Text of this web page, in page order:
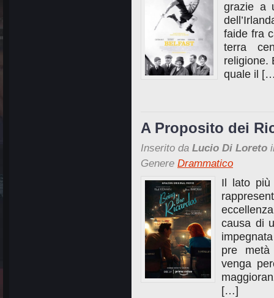
grazie a
faide fra
terra
religione.
quale il
A Proposito dei
Inserito da Lucio Di Loreto
Genere Drammatico
Il lato più
causa di
pre
venga
[…]